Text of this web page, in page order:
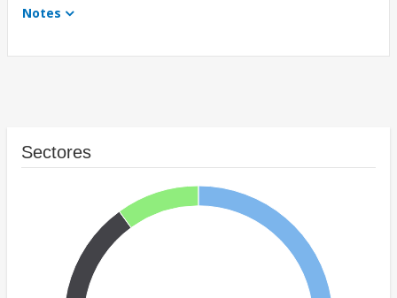
Notes
Sectores